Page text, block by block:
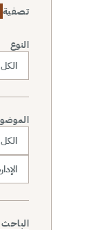
تصفية
النوع
الكل
الكل
الباحث